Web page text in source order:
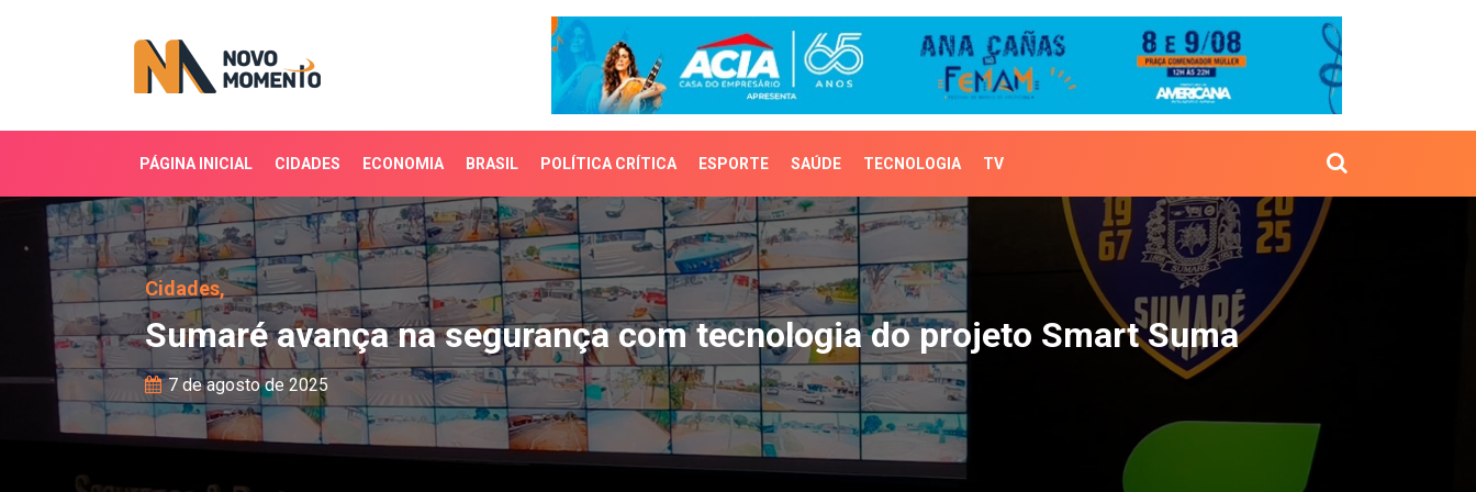
PÁGINA INICIAL CIDADES ECONOMIA BRASIL POLÍTICA CRÍTICA ESPORTE SAÚDE TECNOLOGIA TV
Sumaré avança na segurança com tecnologia do projeto Smart Suma
Cidades,
Sumaré avança na segurança com tecnologia do projeto Smart Suma
7 de agosto de 2025